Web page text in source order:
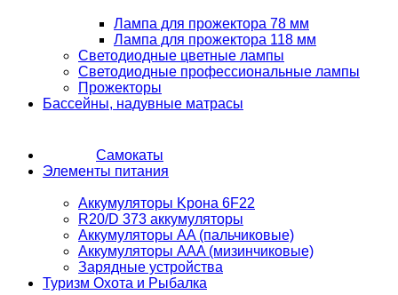
Лампа для прожектора 78 мм
Лампа для прожектора 118 мм
Светодиодные цветные лампы
Светодиодные профессиональные лампы
Прожекторы
Бассейны, надувные матрасы
Самокаты
Элементы питания
Аккумуляторы Kрона 6F22
R20/D 373 аккумуляторы
Аккумуляторы AA (пальчиковые)
Аккумуляторы AAA (мизинчиковые)
Зарядные устройства
Туризм Охота и Рыбалка